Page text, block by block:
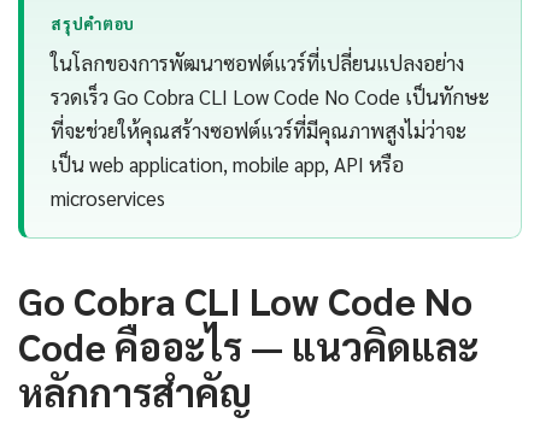
สรุปคำตอบ
ในโลกของการพัฒนาซอฟต์แวร์ที่เปลี่ยนแปลงอย่าง
รวดเร็ว Go Cobra CLI Low Code No Code เป็นทักษะ
ที่จะช่วยให้คุณสร้างซอฟต์แวร์ที่มีคุณภาพสูงไม่ว่าจะ
เป็น web application, mobile app, API หรือ
microservices
Go Cobra CLI Low Code No
Code คืออะไร — แนวคิดและ
หลักการสำคัญ